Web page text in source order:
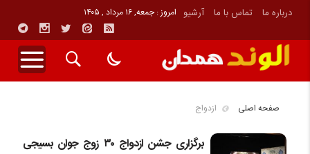
درباره ما تماس با ما آرشیو امروز : جمعه, ۱۶ مرداد , ۱۴۰۵
صفحه اصلی ازدواج
برگزاری جشن ازدواج ۳۰ زوج جوان بسیجی